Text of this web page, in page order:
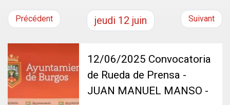
Précédent jeudi 12 juin Suivant
12/06/2025 Convocatoria
de Rueda de Prensa -
JUAN MANUEL MANSO -